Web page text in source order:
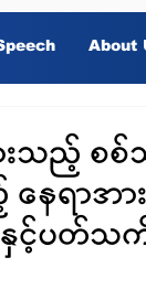
သည့် စစ်
ေရာအာ
နှင့်ပတ်
About